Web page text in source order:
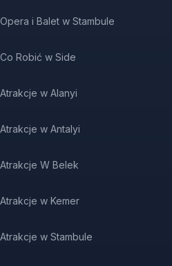
Opera i Balet w Stambule
Co Robić w Side
Atrakcje w Alanyi
Atrakcje w Antalyi
Atrakcje W Belek
Atrakcje w Kemer
Atrakcje w Stambule